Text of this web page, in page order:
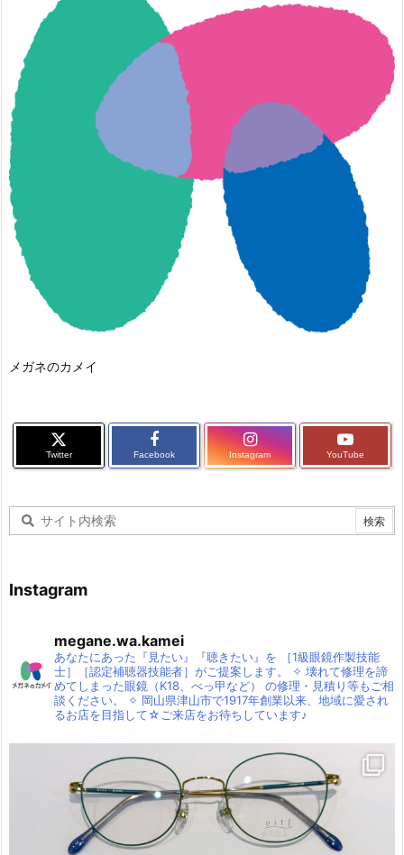
メガネのカメイ
Twitter Facebook Instagram YouTube
Instagram
megane.wa.kamei
あなたにあった『見たい』『聴きたい』を ［1級眼鏡作製技能
士］［認定補聴器技能者］がご提案します。
✧ 壊れて修理を諦
めてしまった眼鏡（K18、べっ甲など）
の修理・見積り等もご相
談ください。
✧ 岡山県津山市で1917年創業以来、地域に愛され
るお店を目指して☆ご来店をお待ちしています♪